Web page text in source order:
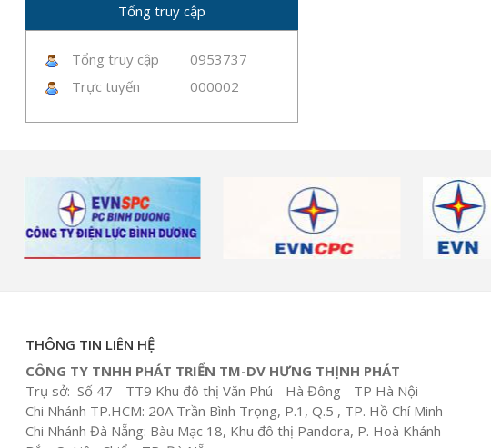
Tổng truy cập
Tổng truy cập
0953737
Trực tuyến
000002
THÔNG TIN LIÊN HỆ
CÔNG TY TNHH PHÁT TRIỂN TM-DV HƯNG THỊNH PHÁT
Trụ sở: Số 47 - TT9 Khu đô thị Văn Phú - Hà Đông - TP Hà Nội
Chi Nhánh TP.HCM: 20A Trần Bình Trọng, P.1, Q.5 , TP. Hồ Chí Minh
Chi Nhánh Đà Nẵng: Bàu Mạc 18, Khu đô thị Pandora, P. Hoà Khánh